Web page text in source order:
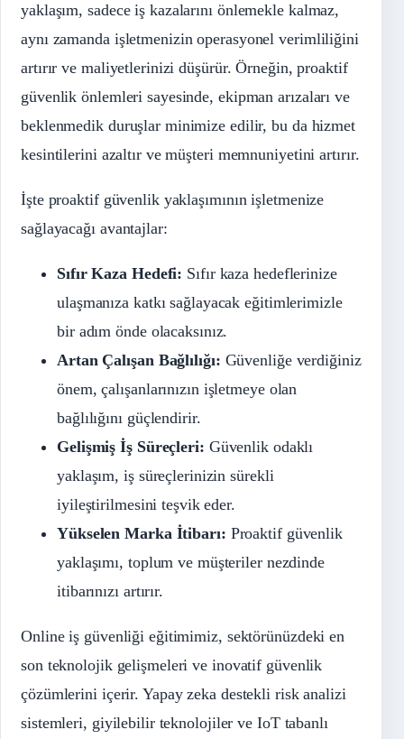
yaklaşım, sadece iş kazalarını önlemekle kalmaz,
aynı zamanda işletmenizin operasyonel verimliliğini
artırır ve maliyetlerinizi düşürür. Örneğin, proaktif
güvenlik önlemleri sayesinde, ekipman arızaları ve
beklenmedik duruşlar minimize edilir, bu da hizmet
kesintilerini azaltır ve müşteri memnuniyetini artırır.
İşte proaktif güvenlik yaklaşımının işletmenize
sağlayacağı avantajlar:
Sıfır Kaza Hedefi: Sıfır kaza hedeflerinize
ulaşmanıza katkı sağlayacak eğitimlerimizle
bir adım önde olacaksınız.
Artan Çalışan Bağlılığı: Güvenliğe verdiğiniz
önem, çalışanlarınızın işletmeye olan
bağlılığını güçlendirir.
Gelişmiş İş Süreçleri: Güvenlik odaklı
yaklaşım, iş süreçlerinizin sürekli
iyileştirilmesini teşvik eder.
Yükselen Marka İtibarı: Proaktif güvenlik
yaklaşımı, toplum ve müşteriler nezdinde
itibarınızı artırır.
Online iş güvenliği eğitimimiz, sektörünüzdeki en
son teknolojik gelişmeleri ve inovatif güvenlik
çözümlerini içerir. Yapay zeka destekli risk analizi
sistemleri, giyilebilir teknolojiler ve IoT tabanlı